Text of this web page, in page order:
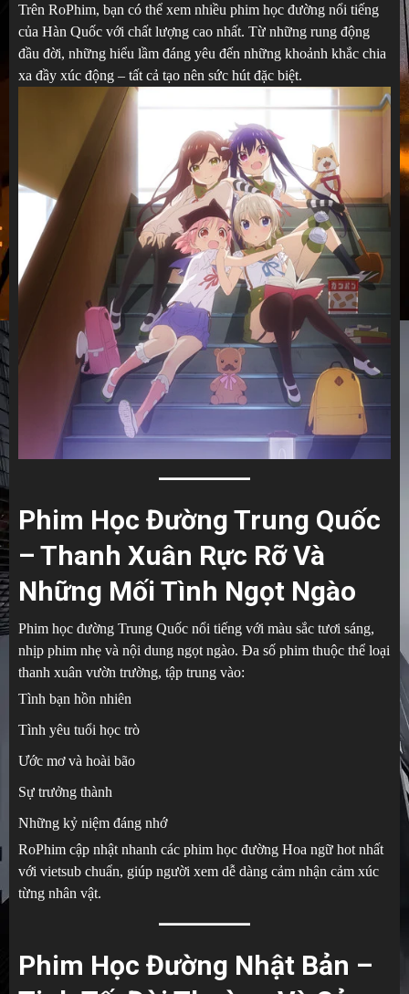
Trên RoPhim, bạn có thể xem nhiều phim học đường nổi tiếng
của Hàn Quốc với chất lượng cao nhất. Từ những rung động
đầu đời, những hiểu lầm đáng yêu đến những khoảnh khắc chia
xa đầy xúc động – tất cả tạo nên sức hút đặc biệt.
Phim Học Đường Trung Quốc
– Thanh Xuân Rực Rỡ Và
Những Mối Tình Ngọt Ngào
Phim học đường Trung Quốc nổi tiếng với màu sắc tươi sáng,
nhịp phim nhẹ và nội dung ngọt ngào. Đa số phim thuộc thể loại
thanh xuân vườn trường, tập trung vào:
Tình bạn hồn nhiên
Tình yêu tuổi học trò
Ước mơ và hoài bão
Sự trưởng thành
Những kỷ niệm đáng nhớ
RoPhim cập nhật nhanh các phim học đường Hoa ngữ hot nhất
với vietsub chuẩn, giúp người xem dễ dàng cảm nhận cảm xúc
từng nhân vật.
Phim Học Đường Nhật Bản –